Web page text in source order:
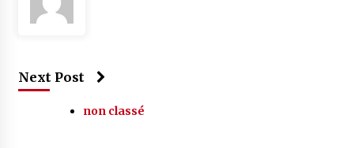
Next Post
non classé